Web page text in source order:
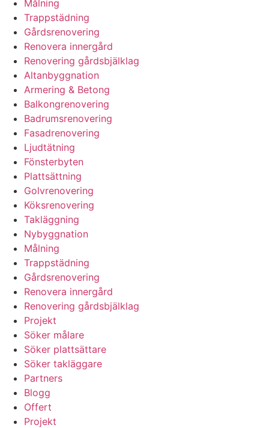
Målning
Trappstädning
Gårdsrenovering
Renovera innergård
Renovering gårdsbjälklag
Altanbyggnation
Armering & Betong
Balkongrenovering
Badrumsrenovering
Fasadrenovering
Ljudtätning
Fönsterbyten
Plattsättning
Golvrenovering
Köksrenovering
Takläggning
Nybyggnation
Målning
Trappstädning
Gårdsrenovering
Renovera innergård
Renovering gårdsbjälklag
Projekt
Söker målare
Söker plattsättare
Söker takläggare
Partners
Blogg
Offert
Projekt